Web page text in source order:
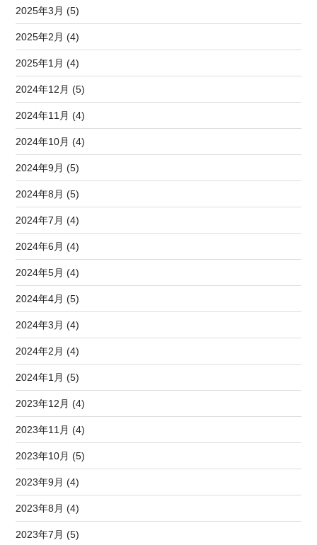
2025年3月 (5)
2025年2月 (4)
2025年1月 (4)
2024年12月 (5)
2024年11月 (4)
2024年10月 (4)
2024年9月 (5)
2024年8月 (5)
2024年7月 (4)
2024年6月 (4)
2024年5月 (4)
2024年4月 (5)
2024年3月 (4)
2024年2月 (4)
2024年1月 (5)
2023年12月 (4)
2023年11月 (4)
2023年10月 (5)
2023年9月 (4)
2023年8月 (4)
2023年7月 (5)